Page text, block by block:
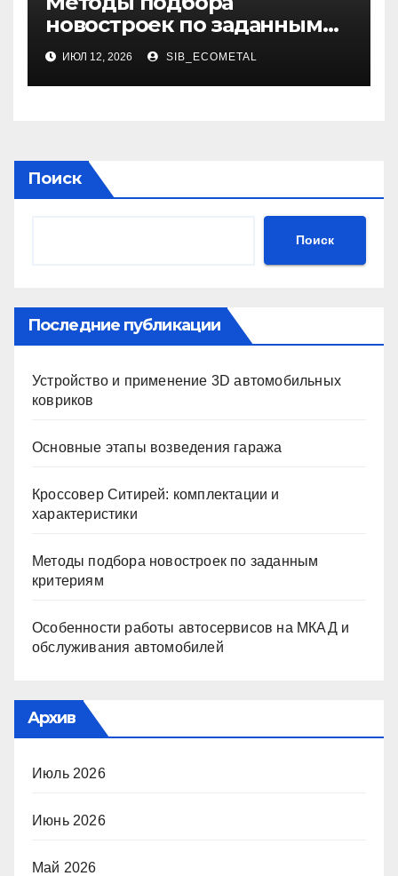
новостроек по заданным
критериям
ИЮЛ 12, 2026 SIB_ECOMETAL
Поиск
Поиск
Последние публикации
Устройство и применение 3D автомобильных
ковриков
Основные этапы возведения гаража
Кроссовер Ситирей: комплектации и
характеристики
Методы подбора новостроек по заданным
критериям
Особенности работы автосервисов на МКАД и
обслуживания автомобилей
Архив
Июль 2026
Июнь 2026
Май 2026